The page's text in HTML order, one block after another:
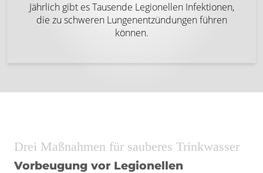
Jährlich gibt es Tausende Legionellen Infektionen,
die zu schweren Lungenentzündungen führen
können.
Drei Maßnahmen für sauberes Trinkwasser
Vorbeugung vor Legionellen